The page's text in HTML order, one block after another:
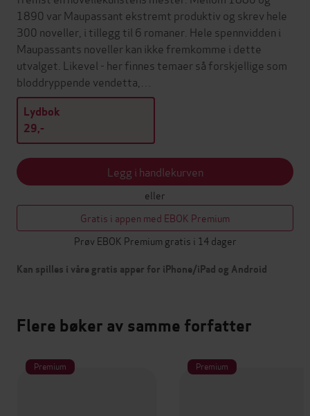
1890 var Maupassant ekstremt produktiv og skrev hele
300 noveller, i tillegg til 6 romaner. Hele spennvidden i
Maupassants noveller kan ikke fremkomme i dette
utvalget. Likevel - her finnes temaer så forskjellige som
bloddryppende vendetta,…
Lydbok
29,-
Legg i handlekurven
eller
Gratis i appen med EBOK Premium
Prøv EBOK Premium gratis i 14 dager
Kan spilles i våre gratis apper for iPhone/iPad og Android
Flere bøker av samme forfatter
Premium Premium